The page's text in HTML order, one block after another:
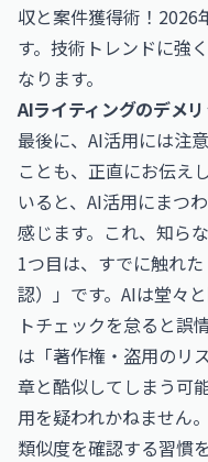
収と案件獲得術！2026
す。技術トレンドに強
なります。
AIライティングのデメ
最後に、AI活用には注
ことも、正直にお伝え
いると、AI活用にまつ
感じます。これ、知ら
1つ目は、すでに触れ
認）」です。AIは堂々
トチェックを怠ると誤
は「著作権・盗用のリ
章と酷似してしまう可
用を疑われかねません
類似度を確認する習慣